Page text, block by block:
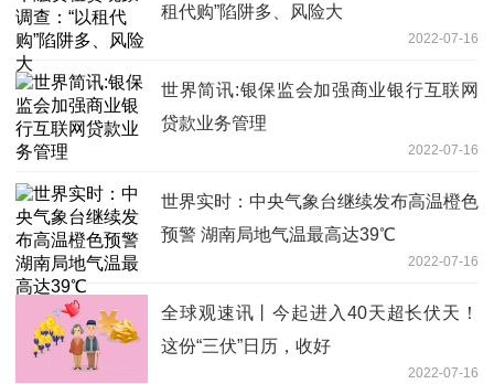
租代购”陷阱多、风险大
2022-07-16
世界简讯:银保监会加强商业银行互联网
贷款业务管理
2022-07-16
世界实时：中央气象台继续发布高温橙色
预警 湖南局地气温最高达39℃
2022-07-16
全球观速讯丨今起进入40天超长伏天！
这份“三伏”日历，收好
2022-07-16